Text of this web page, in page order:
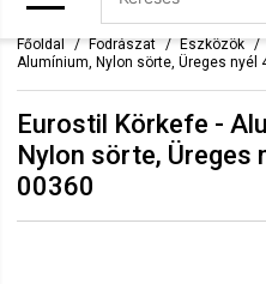
Főoldal Fodrászat Eszközök
Alumínium, Nylon sörte, Üreges nyél
Eurostil Körkefe -
Nylon sörte, Üreges
00360